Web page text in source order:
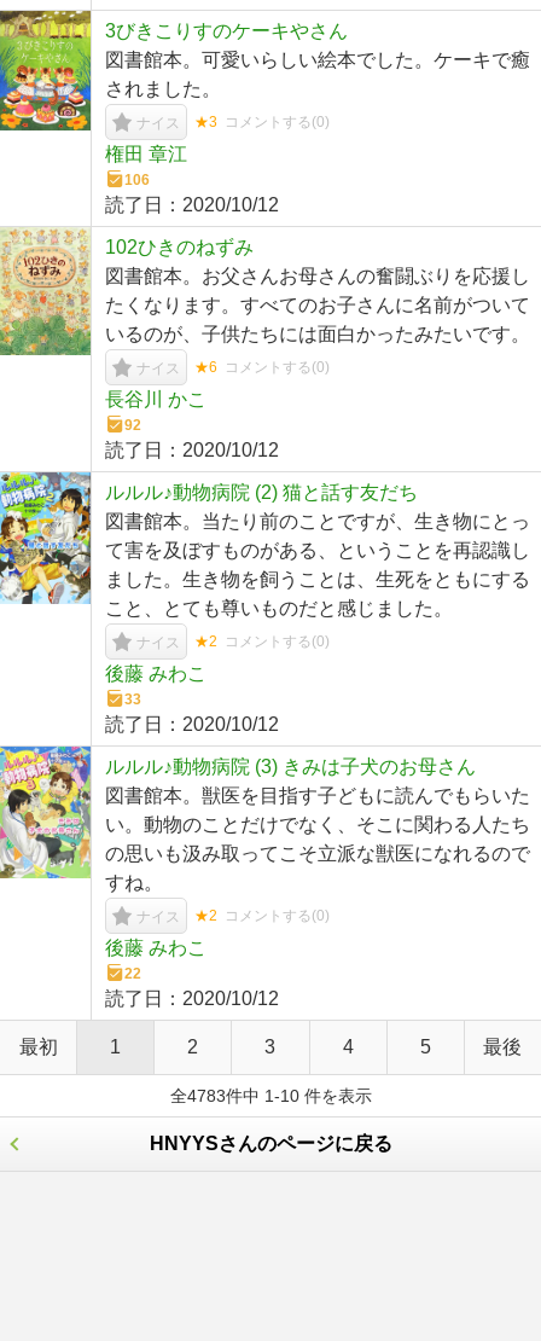
3びきこりすのケーキやさん
図書館本。可愛いらしい絵本でした。ケーキで癒
されました。
ナイス ★3 コメントする(0)
権田 章江
106
読了日： 2020/10/12
102ひきのねずみ
図書館本。お父さんお母さんの奮闘ぶりを応援し
たくなります。すべてのお子さんに名前がついて
いるのが、子供たちには面白かったみたいです。
ナイス ★6 コメントする(0)
長谷川 かこ
92
読了日： 2020/10/12
ルルル♪動物病院 (2) 猫と話す友だち
図書館本。当たり前のことですが、生き物にとっ
て害を及ぼすものがある、ということを再認識し
ました。生き物を飼うことは、生死をともにする
こと、とても尊いものだと感じました。
ナイス ★2 コメントする(0)
後藤 みわこ
33
読了日： 2020/10/12
ルルル♪動物病院 (3) きみは子犬のお母さん
図書館本。獣医を目指す子どもに読んでもらいた
い。動物のことだけでなく、そこに関わる人たち
の思いも汲み取ってこそ立派な獣医になれるので
すね。
ナイス ★2 コメントする(0)
後藤 みわこ
22
読了日： 2020/10/12
最初 1 2 3 4 5 最後
全4783件中 1-10 件を表示
HNYYSさんのページに戻る